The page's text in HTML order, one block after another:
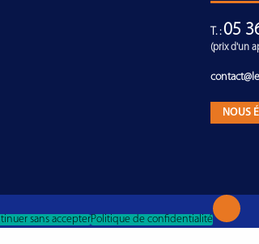
T. :05
(prix d'un
NOUS
sans accepterPolitique de confidentialité